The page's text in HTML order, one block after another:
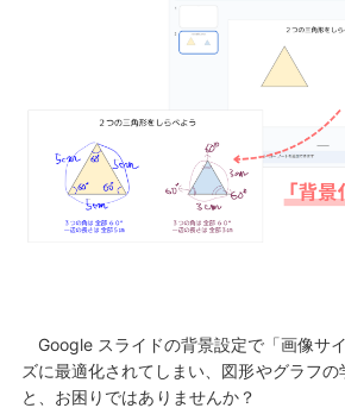
Google スライドの背景設定で「画像サ
ズに最適化されてしまい、図形やグラフの
と、お困りではありませんか？